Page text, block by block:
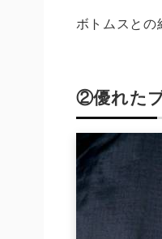
ボトムスとの
②優れた